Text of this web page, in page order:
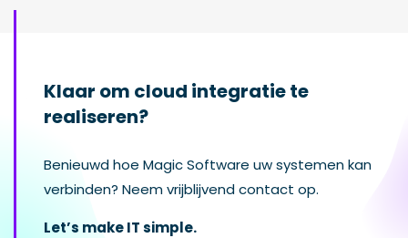
Klaar om cloud integratie te
realiseren?
Benieuwd hoe Magic Software uw systemen kan
verbinden? Neem vrijblijvend contact op.
Let’s make IT simple.